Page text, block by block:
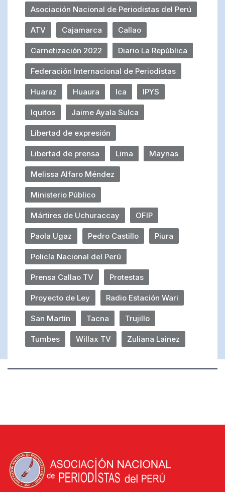
Asociación Nacional de Periodistas del Perú
ATV Cajamarca Callao
Carnetización 2022 Diario La República
Federación Internacional de Periodistas
Huaraz Huaura Ica IPYS
Iquitos Jaime Ayala Sulca
Libertad de expresión
Libertad de prensa Lima Maynas
Melissa Alfaro Méndez
Ministerio Público
Mártires de Uchuraccay OFIP
Paola Ugaz Pedro Castillo Piura
Policía Nacional del Perú
Prensa Callao TV Protestas
Proyecto de Ley Radio Estación Wari
San Martín Tacna Trujillo
Tumbes Willax TV Zuliana Lainez